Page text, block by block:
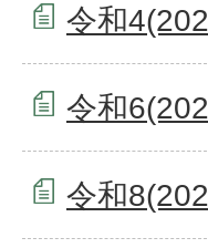
令和
令和
令和